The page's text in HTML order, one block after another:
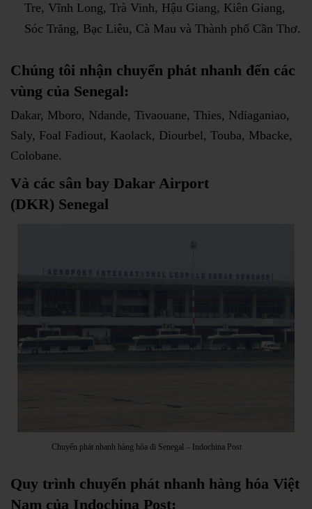
Tre, Vĩnh Long, Trà Vinh, Hậu Giang, Kiên Giang,
Sóc Trăng, Bạc Liêu, Cà Mau và Thành phố Cần Thơ.
Chúng tôi nhận chuyển phát nhanh đến các
vùng của Senegal:
Dakar, Mboro, Ndande, Tivaouane, Thies, Ndiaganiao,
Saly, Foal Fadiout, Kaolack, Diourbel, Touba, Mbacke,
Colobane.
Và các sân bay Dakar Airport
(DKR) Senegal
Chuyển phát nhanh hàng hóa đi Senegal – Indochina Post
Quy trình chuyển phát nhanh hàng hóa Việt
Nam của Indochina Post: